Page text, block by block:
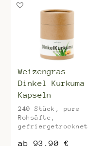
Weizengras
Dinkel Kurkuma
Kapseln
240 Stück, pure
Rohsäfte,
gefriergetrocknet
ab93,90 €